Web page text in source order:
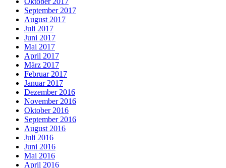
September 2017
August 2017
Juli 2017
Juni 2017
Mai 2017
April 2017
März 2017
Februar 2017
Januar 2017
Dezember 2016
November 2016
Oktober 2016
September 2016
August 2016
Juli 2016
Juni 2016
Mai 2016
April 2016